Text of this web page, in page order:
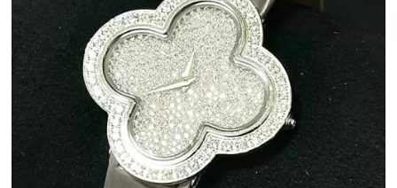
宅配買取を申し込む
無料の宅配キットをお届けします